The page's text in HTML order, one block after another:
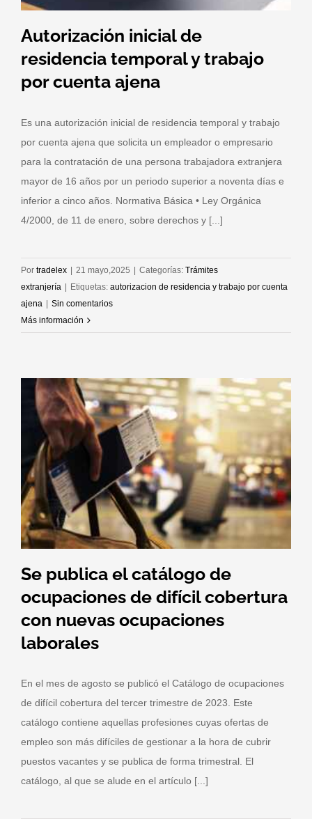
Autorización inicial de
residencia temporal y trabajo
por cuenta ajena
Es una autorización inicial de residencia temporal y trabajo
por cuenta ajena que solicita un empleador o empresario
para la contratación de una persona trabajadora extranjera
mayor de 16 años por un periodo superior a noventa días e
inferior a cinco años. Normativa Básica • Ley Orgánica
4/2000, de 11 de enero, sobre derechos y [...]
Por tradelex | 21 mayo,2025 | Categorías: Trámites
extranjería | Etiquetas: autorizacion de residencia y trabajo por cuenta
ajena | Sin comentarios
Más información
Se publica el catálogo de
ocupaciones de difícil cobertura
con nuevas ocupaciones
laborales
En el mes de agosto se publicó el Catálogo de ocupaciones
de difícil cobertura del tercer trimestre de 2023. Este
catálogo contiene aquellas profesiones cuyas ofertas de
empleo son más difíciles de gestionar a la hora de cubrir
puestos vacantes y se publica de forma trimestral. El
catálogo, al que se alude en el artículo [...]